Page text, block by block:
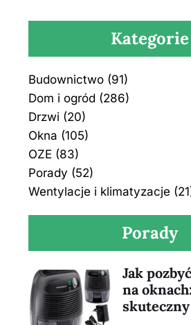
Kategorie
Budownictwo(91)
Dom i ogród (286)
Drzwi (20)
Okna (105)
OZE(83)
Porady (52)
Wentylacje i klimatyzacje
Porady
Jak
na